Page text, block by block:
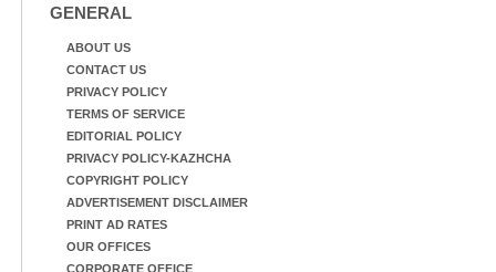
GENERAL
ABOUT US
CONTACT US
PRIVACY POLICY
TERMS OF SERVICE
EDITORIAL POLICY
PRIVACY POLICY-KAZHCHA
COPYRIGHT POLICY
ADVERTISEMENT DISCLAIMER
PRINT AD RATES
OUR OFFICES
CORPORATE OFFICE